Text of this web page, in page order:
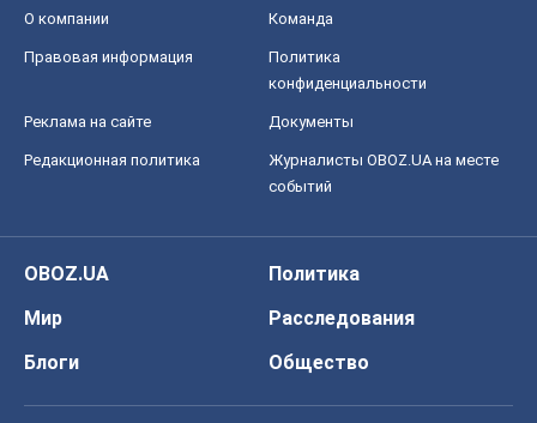
О компании Команда
Правовая информация
Политика
конфиденциальности
Реклама на сайте Документы
Редакционная политика
Журналисты OBOZ.UA на месте
событий
OBOZ.UA
Политика
Мир
Расследования
Блоги
Общество